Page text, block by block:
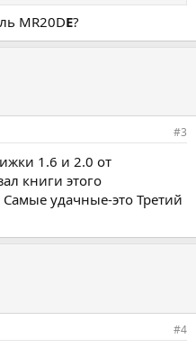
MR20DE?
#3
1.6 и 2.0 от
книги этого
Самые удачные-это Третий
#4